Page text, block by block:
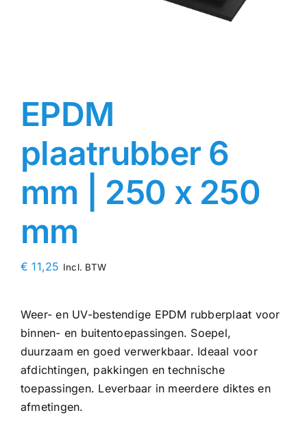
Winkelmand
EPDM
plaatrubber 6
mm | 250 x 250
mm
€ 11,25 Incl. BTW
Weer- en UV-bestendige EPDM rubberplaat voor
binnen- en buitentoepassingen. Soepel,
duurzaam en goed verwerkbaar. Ideaal voor
afdichtingen, pakkingen en technische
toepassingen. Leverbaar in meerdere diktes en
afmetingen.